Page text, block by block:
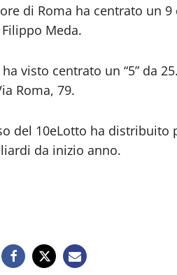
di Roma ha centrato un
Meda.
visto centrato un “5” da
Roma, 79.
del 10eLotto ha distribuito
da inizio anno.